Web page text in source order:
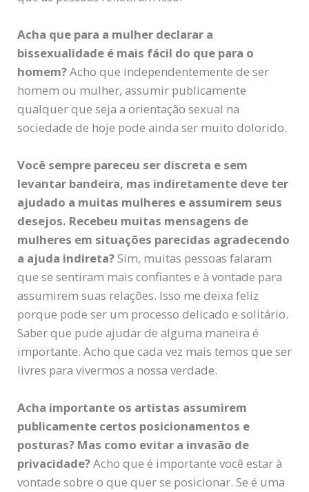
Acha que para a mulher declarar a
bissexualidade é mais fácil do que para o
homem?Acho que independentemente de ser
homem ou mulher, assumir publicamente
qualquer que seja a orientação sexual na
sociedade de hoje pode ainda ser muito dolorido.
Você sempre pareceu ser discreta e sem
levantar bandeira, mas indiretamente deve ter
ajudado a muitas mulheres e assumirem seus
desejos. Recebeu muitas mensagens de
mulheres em situações parecidas agradecendo
a ajuda indireta?Sim, muitas pessoas falaram
que se sentiram mais confiantes e à vontade para
assumirem suas relações. Isso me deixa feliz
porque pode ser um processo delicado e solitário.
Saber que pude ajudar de alguma maneira é
importante. Acho que cada vez mais temos que ser
livres para vivermos a nossa verdade.
Acha importante os artistas assumirem
publicamente certos posicionamentos e
posturas? Mas como evitar a invasão de
privacidade?Acho que é importante você estar à
vontade sobre o que quer se posicionar. Se é uma